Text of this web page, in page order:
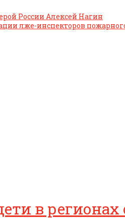
России Алексей Нагин
лже-инспекторов
в